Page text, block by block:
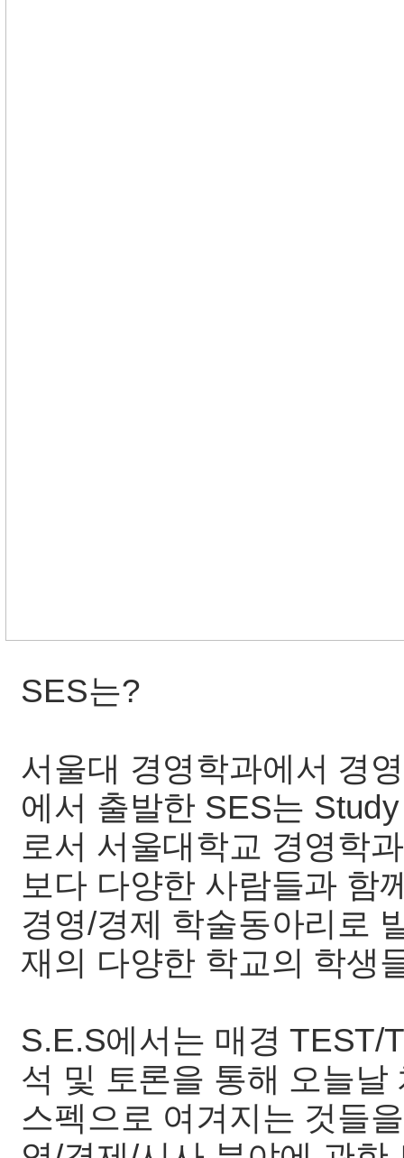
SES는?
서울대 경영학과에서 경
에서 출발한 SES는
로서 서울대학교 경영학
보다 다양한 사람들과 함
경영/경제 학술동아리로
재의 다양한 학교의 학생
S.E.S에서는 매경 TEST/
석 및 토론을 통해 오늘
스펙으로 여겨지는 것들